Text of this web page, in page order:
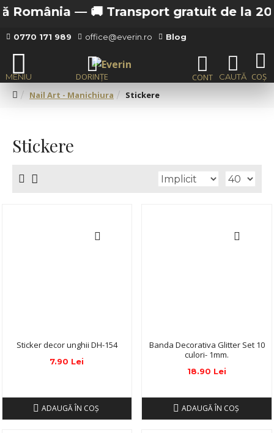
—🚚 Transport gratuit de la 200 lei in
0770 171 989 office@everin.ro Blog
Nail Art - Manichiura Stickere
Stickere
Sticker decor unghii DH-154
7.90 Lei
ADAUGĂ ÎN COŞ
Banda Decorativa Glitter Set 10
culori- 1mm.
18.90 Lei
ADAUGĂ ÎN COŞ